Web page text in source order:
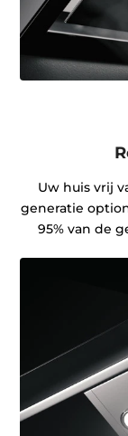
Uw huis vrij
generatie
95% van de